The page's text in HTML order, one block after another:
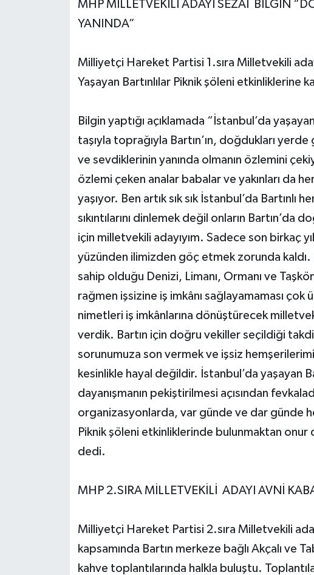
MHP MİLLETVEKİLİ ADAYI SEZAİ BİLGİN
YANINDA”
Milliyetçi Hareket Partisi 1.sıra Milletvekili
Yaşayan Bartınlılar Piknik şöleni etkinliklerine
Bilgin yaptığı açıklamada “İstanbul’da
taşıyla toprağıyla Bartın’ın, doğdukları yerde
ve sevdiklerinin yanında olmanın özlemini
özlemi çeken analar babalar ve yakınları da
yaşıyor. Ben artık sık sık İstanbul’da Bartınlı
sıkıntılarını dinlemek değil onların Bartın’da
için milletvekili adayıyım. Sadece son birkaç
yüzünden ilimizden göç etmek zorunda kaldı.
sahip olduğu Denizi, Limanı, Ormanı ve
rağmen işsizine iş imkânı sağlayamaması
nimetleri iş imkânlarına dönüştürecek
verdik. Bartın için doğru vekiller seçildiği
sorunumuza son vermek ve işsiz
kesinlikle hayal değildir. İstanbul’da yaşayan
dayanışmanın pekiştirilmesi açısından
organizasyonlarda, var günde ve dar günde
Piknik şöleni etkinliklerinde bulunmaktan
dedi.
MHP 2.SIRA MİLLETVEKİLİ ADAYI AVNİ
Milliyetçi Hareket Partisi 2.sıra Milletvekili
kapsamında Bartın merkeze bağlı Akçalı ve
kahve toplantılarında halkla buluştu.
Yerel Yönetimler